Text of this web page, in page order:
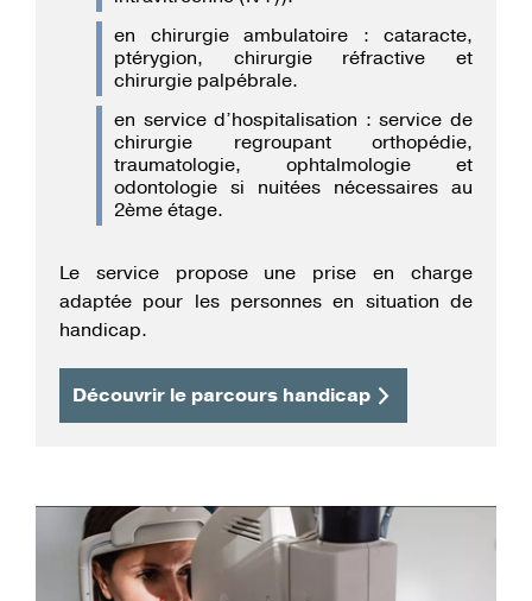
en chirurgie ambulatoire : cataracte,
ptérygion, chirurgie réfractive et
chirurgie palpébrale.
en service d’hospitalisation : service de
chirurgie regroupant orthopédie,
traumatologie, ophtalmologie et
odontologie si nuitées nécessaires au
2ème étage.
Le service propose une prise en charge
adaptée pour les personnes en situation de
handicap.
Découvrir le parcours handicap